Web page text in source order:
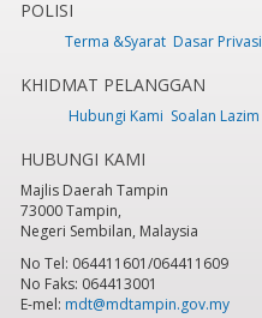
POLISI
Terma &Syarat Dasar Privasi
KHIDMAT PELANGGAN
Hubungi Kami Soalan Lazim
HUBUNGI KAMI
Majlis Daerah Tampin
73000 Tampin,
Negeri Sembilan, Malaysia
No Tel: 064411601/064411609
No Faks: 064413001
E-mel: mdt@mdtampin.gov.my